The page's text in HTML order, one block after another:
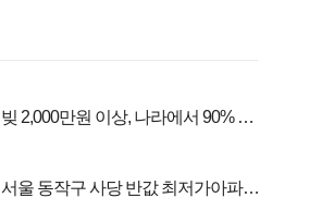
빚 2,000만원 이상, 나라에서 90% 갚
서울 동작구 사당 반값 최저가아파트